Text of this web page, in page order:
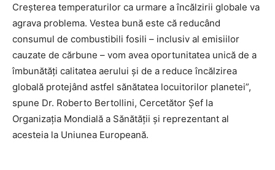
Creșterea temperaturilor ca urmare a încălzirii globale va
agrava problema. Vestea bună este că reducând
consumul de combustibili fosili – inclusiv al emisiilor
cauzate de cărbune – vom avea oportunitatea unică de a
îmbunătăți calitatea aerului și de a reduce încălzirea
globală protejând astfel sănătatea locuitorilor planetei”,
spune Dr. Roberto Bertollini, Cercetător Șef la
Organizația Mondială a Sănătății și reprezentant al
acesteia la Uniunea Europeană.